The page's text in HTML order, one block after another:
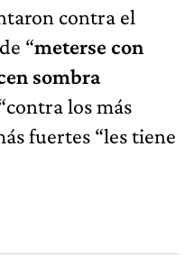
contra el
“meterse con
sombra
los más
fuertes “les tiene